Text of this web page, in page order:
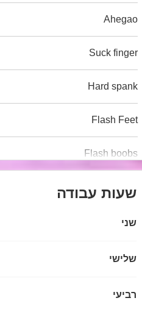
Ahegao
Suck finger
Hard spank
Flash Feet
Flash boobs
שעות עבודה
שני
שלישי
רביעי